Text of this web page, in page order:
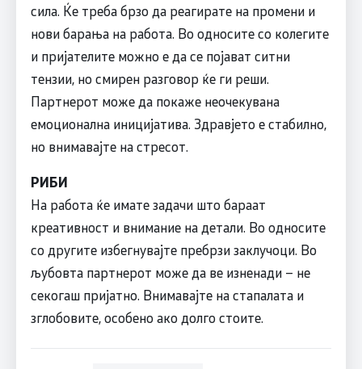
сила. Ќе треба брзо да реагирате на промени и
нови барања на работа. Во односите со колегите
и пријателите можно е да се појават ситни
тензии, но смирен разговор ќе ги реши.
Партнерот може да покаже неочекувана
емоционална иницијатива. Здравјето е стабилно,
но внимавајте на стресот.
РИБИ
На работа ќе имате задачи што бараат
креативност и внимание на детали. Во односите
со другите избегнувајте пребрзи заклучоци. Во
љубовта партнерот може да ве изненади – не
секогаш пријатно. Внимавајте на стапалата и
зглобовите, особено ако долго стоите.